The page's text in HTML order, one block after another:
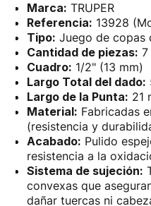
Marca: TRUPER
Referencia: 13928
Tipo: Juego de copas
Cantidad de piezas: 7
Cuadro: 1/2" (13 mm)
Largo Total del dado:
Largo de la Punta: 21
Material: Fabricadas
(resistencia y
Acabado: Pulido
resistencia a la
Sistema de sujeción:
convexas que
dañar tuercas ni